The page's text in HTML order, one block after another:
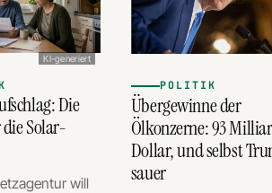
KI-generiert
Die
Solar-
will
POLITIK
Übergewinne der
Ölkonzerne: 93
Dollar, und selbst
sauer